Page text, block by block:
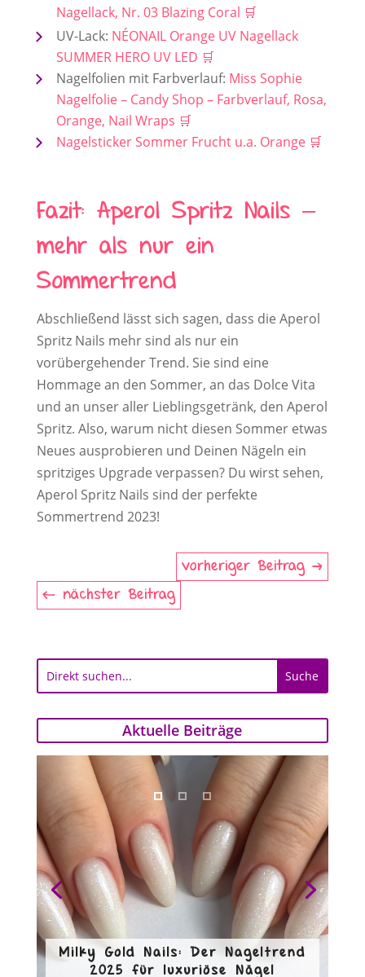
Nagellack, Nr. 03 Blazing Coral
UV-Lack: NÉONAIL Orange UV Nagellack
SUMMER HERO UV LED
Nagelfolien mit Farbverlauf: Miss Sophie
Nagelfolie – Candy Shop – Farbverlauf, Rosa,
Orange, Nail Wraps
Nagelsticker Sommer Frucht u.a. Orange
Fazit: Aperol Spritz Nails –
mehr als nur ein
Sommertrend
Abschließend lässt sich sagen, dass die Aperol
Spritz Nails mehr sind als nur ein
vorübergehender Trend. Sie sind eine
Hommage an den Sommer, an das Dolce Vita
und an unser aller Lieblingsgetränk, den Aperol
Spritz. Also, warum nicht diesen Sommer etwas
Neues ausprobieren und Deinen Nägeln ein
spritziges Upgrade verpassen? Du wirst sehen,
Aperol Spritz Nails sind der perfekte
Sommertrend 2023!
vorheriger Beitrag
nächster Beitrag
Aktuelle Beiträge
Milky Gold Nails: Der Nageltrend
2025 für luxuriöse Nägel